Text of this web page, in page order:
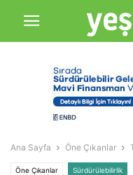
Ana Sayfa Öne Çıkanlar
Öne Çıkanlar Sürdürülebilirlik